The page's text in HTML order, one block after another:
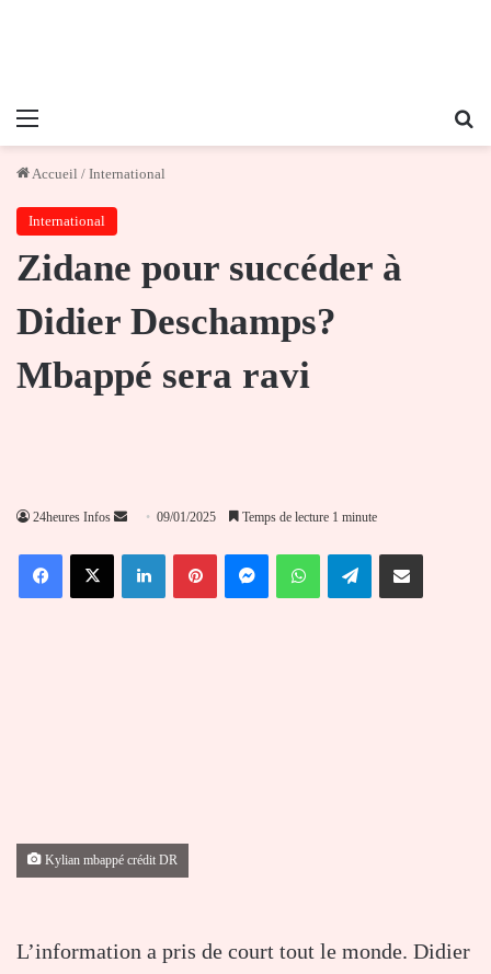
Menu
Accueil / International
International
Zidane pour succéder à
Didier Deschamps?
Mbappé sera ravi
24heures Infos
Envoyer
courriel
09/01/2025 Temps de lecture 1 minute
FacebookX LinkedinPinterestMessengerWhatsAppTelegramPartager par email
Kylian mbappé crédit DR
L’information a pris de court tout le monde. Didier